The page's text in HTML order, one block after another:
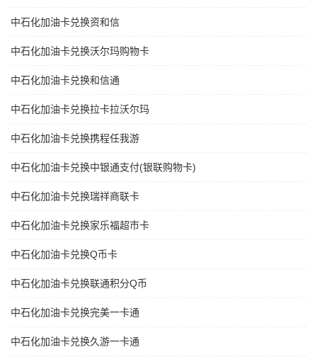
中石化加油卡兑换资和信
中石化加油卡兑换沃尔玛购物卡
中石化加油卡兑换和信通
中石化加油卡兑换拉卡拉沃尔玛
中石化加油卡兑换携程任我游
中石化加油卡兑换中银通支付(银联购物卡)
中石化加油卡兑换瑞祥商联卡
中石化加油卡兑换家乐福超市卡
中石化加油卡兑换Q币卡
中石化加油卡兑换联通积分Q币
中石化加油卡兑换完美一卡通
中石化加油卡兑换久游一卡通